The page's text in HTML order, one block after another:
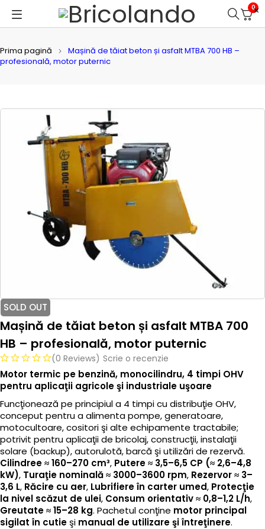
0
Prima pagină
Mașină de tăiat beton și asfalt MTBA 700 HB –
profesională, motor puternic
SOLD OUT
Mașină de tăiat beton și asfalt MTBA 700
HB – profesională, motor puternic
(0 Reviews) Scrie o recenzie
Motor termic pe benzină, monocilindru, 4 timpi OHV
pentru aplicaţii agricole şi industriale uşoare
Funcţionează pe principiul a 4 timpi cu distribuţie OHV,
conceput pentru a alimenta pompe, generatoare,
motocultoare, cositori şi alte echipamente tractabile;
potrivit pentru aplicaţii de bricolaj, construcţii, instalaţii
solare (backup), autorulotă, barcă şi utilizări de rezervă.
Cilindree ≈ 160–270 cm³, Putere ≈ 3,5–6,5 CP (≈ 2,6–4,8
kW), Turaţie nominală ≈ 3000–3600 rpm, Rezervor ≈ 3–
3,6 L, Răcire cu aer, Lubrifiere în carter umed, Protecţie
la nivel scăzut de ulei, Consum orientativ ≈ 0,8–1,2 L/h,
Greutate ≈ 15–28 kg. Pachetul conţine motor principal
sigilat în cutieşi manual de utilizare şi întreţinere.